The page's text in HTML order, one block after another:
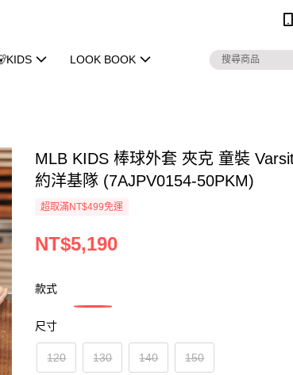
LOOK BOOK
MLB KIDS 棒球外套 夾克 童裝
約洋基隊 (7AJPV0154-50PKM)
超取滿NT$499免運
NT$5,190
款式
尺寸
120 130 140 150